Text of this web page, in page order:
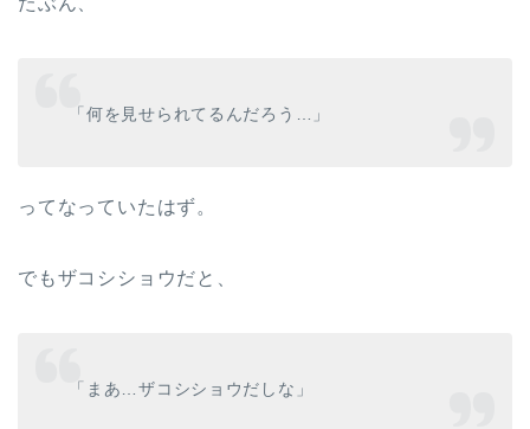
「何を見せられてるんだろう…」
ってなっていたはず。
でもザコシショウだと、
「まあ…ザコシショウだしな」